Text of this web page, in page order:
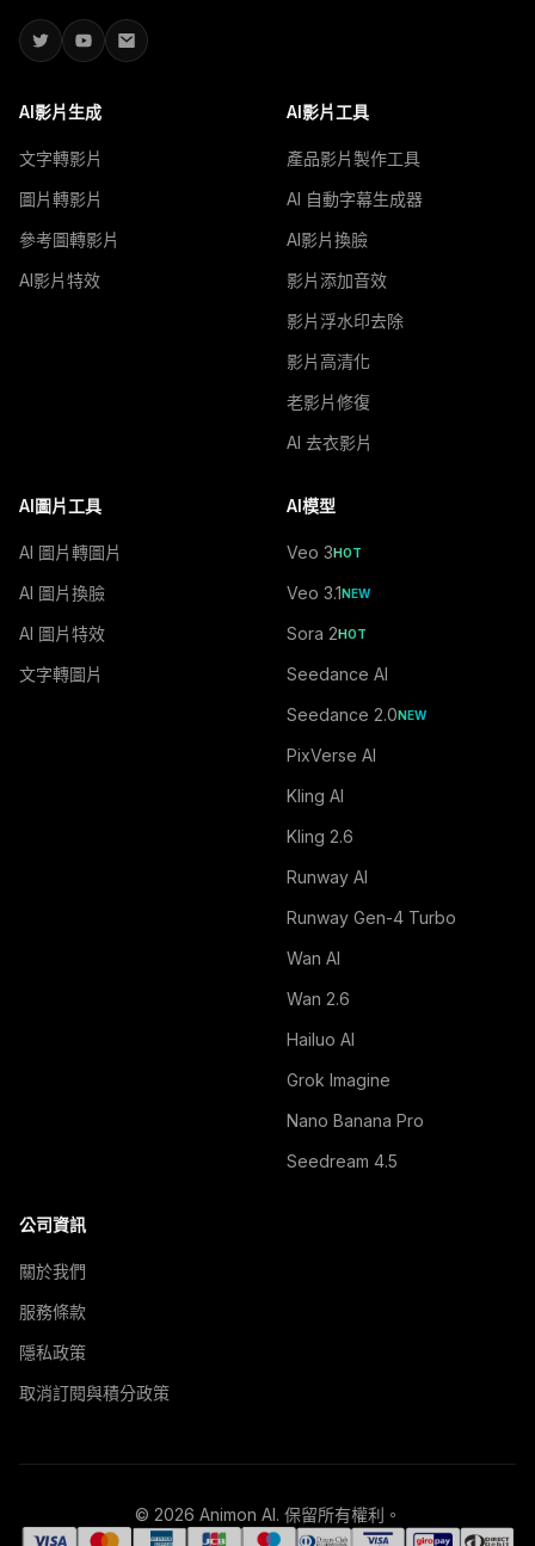
AI影片生成
文字轉影片
圖片轉影片
參考圖轉影片
AI影片特效
AI影片工具
產品影片製作工具
AI 自動字幕生成器
AI影片換臉
影片添加音效
影片浮水印去除
影片高清化
老影片修復
AI 去衣影片
AI圖片工具
AI 圖片轉圖片
AI 圖片換臉
AI 圖片特效
文字轉圖片
AI模型
Veo 3HOT
Veo 3.1NEW
Sora 2HOT
Seedance AI
Seedance 2.0NEW
PixVerse AI
Kling AI
Kling 2.6
Runway AI
Runway Gen-4 Turbo
Wan AI
Wan 2.6
Hailuo AI
Grok Imagine
Nano Banana Pro
Seedream 4.5
公司資訊
關於我們
服務條款
隱私政策
取消訂閱與積分政策
© 2026 Animon AI. 保留所有權利。